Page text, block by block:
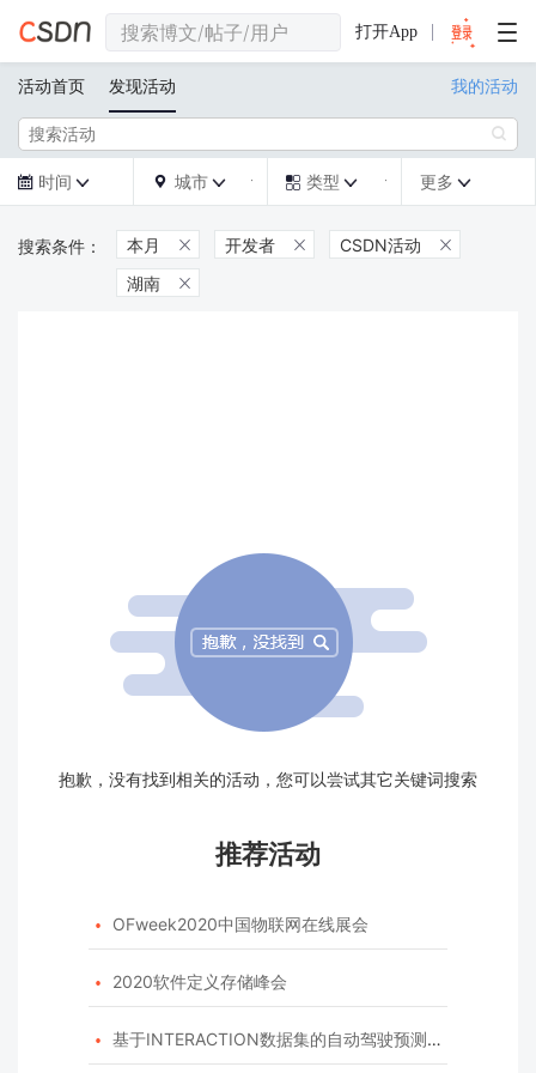
打开App
活动首页 发现活动 我的活动

 时间   城市   类型  更多 
本月  开发者  CSDN活动 
湖南 
抱歉，没有找到相关的活动，您可以尝试其它关键词搜索
推荐活动
 OFweek2020中国物联网在线展会
 2020软件定义存储峰会
 基于INTERACTION数据集的自动驾驶预测模型挑战赛